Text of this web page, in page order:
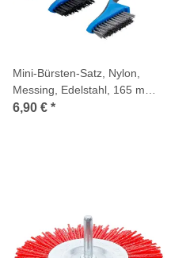
Mini-Bürsten-Satz, Nylon,
Messing, Edelstahl, 165 mm,
3-tlg.
6,90 € *